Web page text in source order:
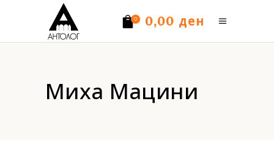
0 0,00 ден
Миха Мацини